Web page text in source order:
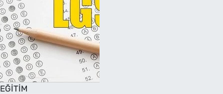
EĞİTİM